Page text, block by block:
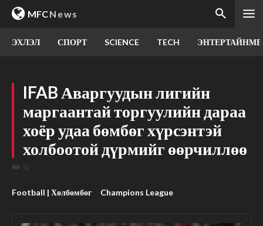
MFCNews
ЭХЛЭЛ СПОРТ SCIENCE TECH
IFAB Аваргуудын лигийн
маргаантай торгуулийн дараа
хоёр удаа бөмбөг хүрсэнтэй
холбоотой дүрмийг өөрчиллөө
52
Football | Хөлбөмбөг Champions League